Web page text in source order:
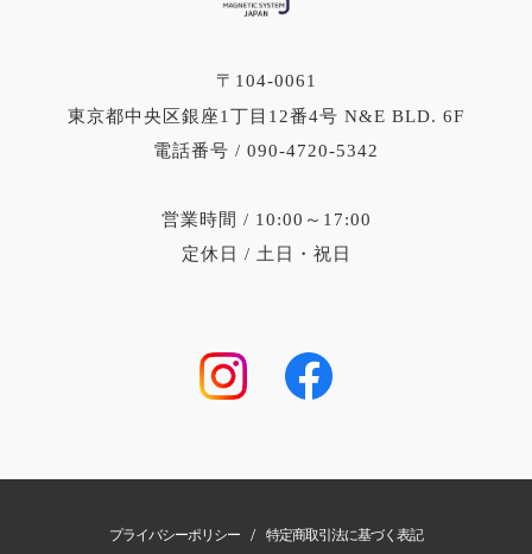
〒104-0061
東京都中央区銀座1丁目12番4号 N&E BLD. 6F
電話番号 / 090-4720-5342
営業時間 / 10:00～17:00
定休日 / 土日・祝日
プライバシーポリシー / 特定商取引法に基づく表記